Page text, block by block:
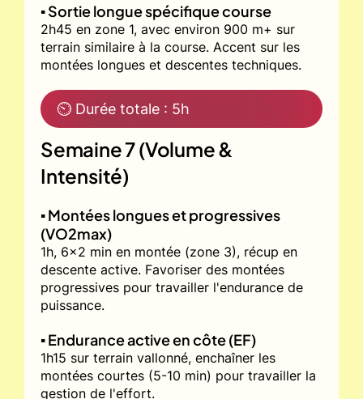
▪️ Sortie longue spécifique course
2h45 en zone 1, avec environ 900 m+ sur
terrain similaire à la course. Accent sur les
montées longues et descentes techniques.
⏲ Durée totale : 5h
Semaine 7 (Volume &
Intensité)
▪️ Montées longues et progressives
(VO2max)
1h, 6x2 min en montée (zone 3), récup en
descente active. Favoriser des montées
progressives pour travailler l'endurance de
puissance.
▪️ Endurance active en côte (EF)
1h15 sur terrain vallonné, enchaîner les
montées courtes (5-10 min) pour travailler la
gestion de l'effort.